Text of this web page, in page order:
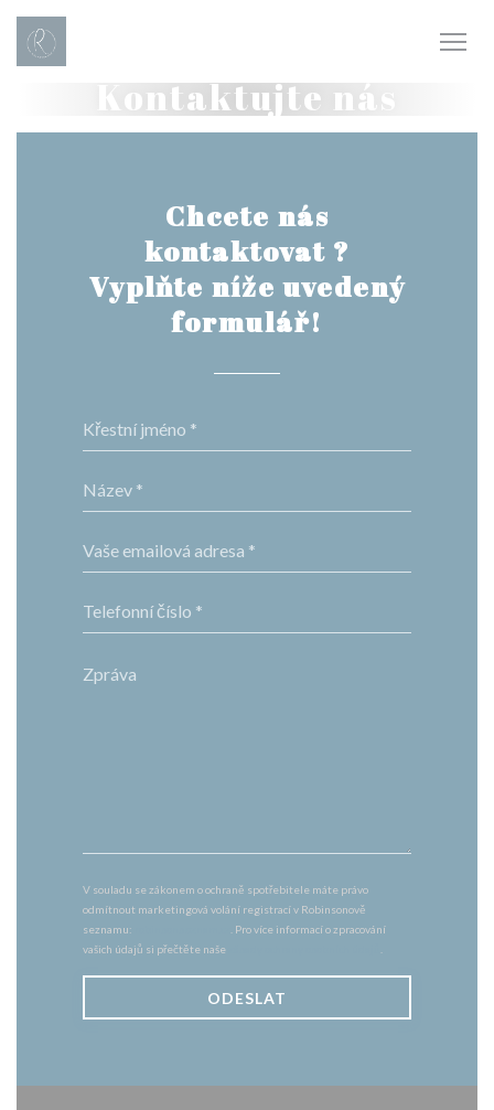
Panel pro správu cookies
Kontaktujte nás
Chcete nás
kontaktovat ?
Vyplňte níže uvedený
formulář!
V souladu se zákonem o ochraně spotřebitele máte právo
odmítnout marketingová volání registrací v Robinsonově
seznamu:
. Pro více informací o zpracování
vašich údajů si přečtěte naše